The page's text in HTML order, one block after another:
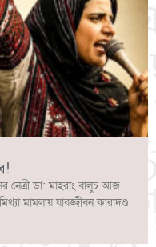
নেত্রী ডা: মাহরাং বালুচ আজ
মামলায় যাবজ্জীবন কারাদণ্ড